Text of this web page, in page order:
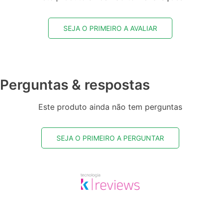
SEJA O PRIMEIRO A AVALIAR
Perguntas & respostas
Este produto ainda não tem perguntas
SEJA O PRIMEIRO A PERGUNTAR